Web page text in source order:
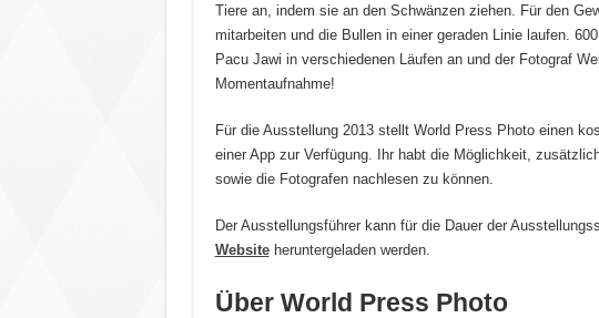
Tiere an, indem sie an den Schwänzen ziehen. Für den
mitarbeiten und die Bullen in einer geraden Linie laufen.
Pacu Jawi in verschiedenen Läufen an und der Fotograf
Momentaufnahme!
Für die Ausstellung 2013 stellt World Press Photo einen
einer App zur Verfügung. Ihr habt die Möglichkeit,
sowie die Fotografen nachlesen zu können.
Der Ausstellungsführer kann für die Dauer der
Websiteheruntergeladen werden.
Über World Press Photo